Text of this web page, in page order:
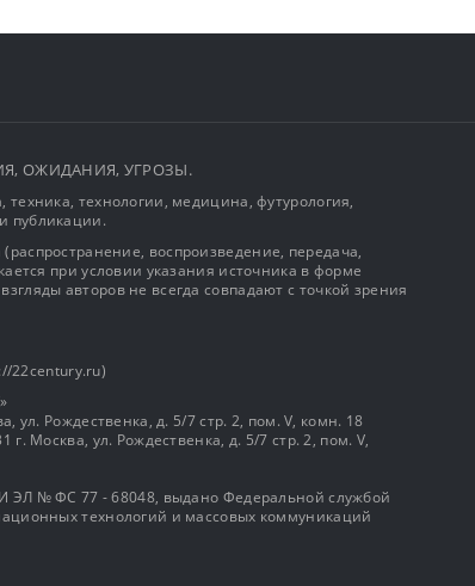
ОЖИДАНИЯ, УГРОЗЫ.
технологии, медицина, футурология,
публикации.
воспроизведение, передача,
при условии указания источника в форме
авторов не всегда совпадают с точкой зрения
22century.ru)
ул. Рождественка, д. 5/7 стр. 2, пом. V, комн. 18
г. Москва, ул. Рождественка, д. 5/7 стр. 2, пом. V,
ЭЛ № ФС 77 - 68048, выдано Федеральной службой
технологий и массовых коммуникаций